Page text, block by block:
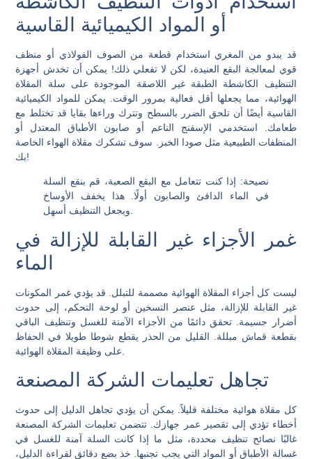
أو المواد الكيميائية القاسية
قد يبدو من المغري استخدام قطعة من الصوف الفولاذي أو منظف
قوي لمعالجة البقع العنيدة، لكن لا تفعلي ذلك! يمكن أن تخدش أجهزة
التنظيف الكاشطة الطبقة غير اللاصقة الموجودة على سلة المقلاة
الهوائية، مما يجعلها أقل فعالية بمرور الوقت. يمكن للمواد الكيميائية
القاسية أيضًا أن تلحق الضرر بالسطح وتترك وراءها بقايا قد تختلط مع
طعامك. استخدمي الإسفنج الناعم أو صابون الأطباق المعتدل أو
المنظفات الطبيعية مثل صودا الخبز. سوف تشكرك مقلاة الهواء الخاصة
بك!
نصيحة: إذا كنت تتعامل مع البقع الصعبة، قم بنقع السلة
في الماء الدافئ والصابون أولًا. هذا يخفف الأوساخ
ويجعل التنظيف أسهل.
غمر الأجزاء غير القابلة للإزالة في
الماء
ليست كل أجزاء المقلاة الهوائية مصممة للتبلل. قد يؤدي غمر المكونات
غير القابلة للإزالة، مثل عنصر التسخين أو لوحة التحكم، إلى حدوث
أضرار جسيمة. تحقق دائمًا من الأجزاء الآمنة للغسل وتنظيف الباقي
بقطعة قماش مبللة. القليل من الحذر يقطع شوطا طويلا في الحفاظ
تجاهل تعليمات الشركة المصنعة
كل مقلاة هوائية مختلفة قليلاً. يمكن أن يؤدي تجاهل الدليل إلى حدوث
أخطاء تؤدي إلى تقصير عمر جهازك. تتضمن تعليمات الشركة المصنعة
غالبًا نصائح تنظيف محددة، مثل ما إذا كانت السلة آمنة للغسل في
غسالة الأطباق أو المواد التي يجب تجنبها. خذ بضع دقائق لقراءة الدليل،